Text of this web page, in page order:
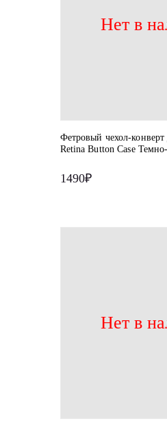
Нет в
Фетровый чехол-
Retina Button Case
1490₽
Нет в